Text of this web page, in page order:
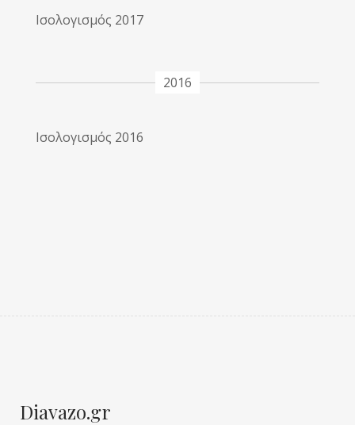
Ισολογισμός 2017
2016
Ισολογισμός 2016
Diavazo.gr